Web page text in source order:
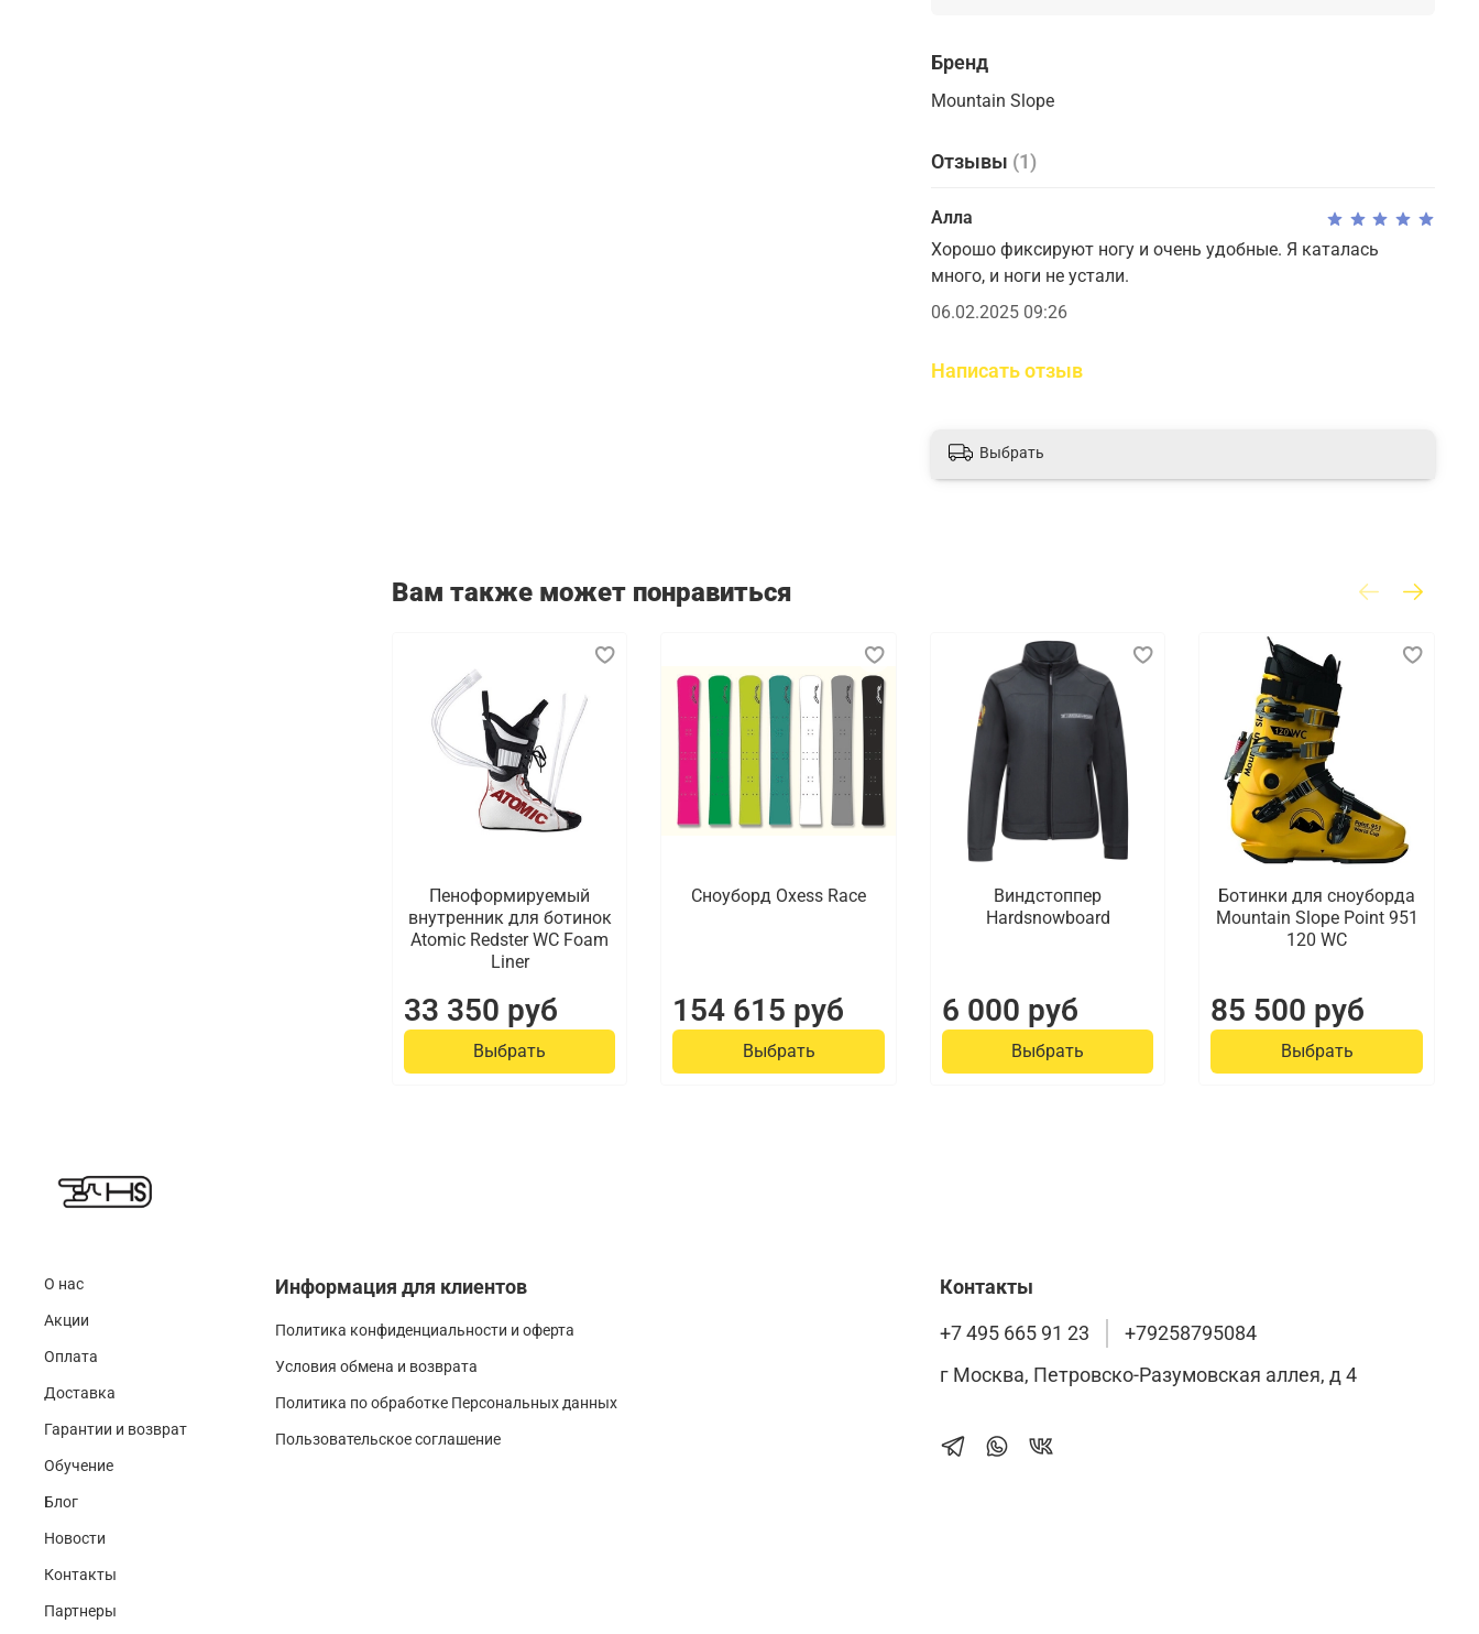
Бренд
Mountain Slope
Отзывы (1)
Алла
Хорошо фиксируют ногу и очень удобные. Я каталась
много, и ноги не устали.
06.02.2025 09:26
Написать отзыв
Выбрать
Вам также может понравиться
Пеноформируемый
внутренник для ботинок
Atomic Redster WC Foam
Liner
33 350 руб
Выбрать
Сноуборд Oxess Race
154 615 руб
Выбрать
Виндстоппер
Hardsnowboard
6 000 руб
Выбрать
Ботинки для сноуборда
Mountain Slope Point 951
120 WC
85 500 руб
Выбрать
О нас
Акции
Оплата
Доставка
Гарантии и возврат
Обучение
Блог
Новости
Контакты
Партнеры
Информация для клиентов
Политика конфиденциальности и оферта
Условия обмена и возврата
Политика по обработке Персональных данных
Пользовательское соглашение
Контакты
+7 495 665 91 23
+79258795084
г Москва, Петровско-Разумовская аллея, д 4